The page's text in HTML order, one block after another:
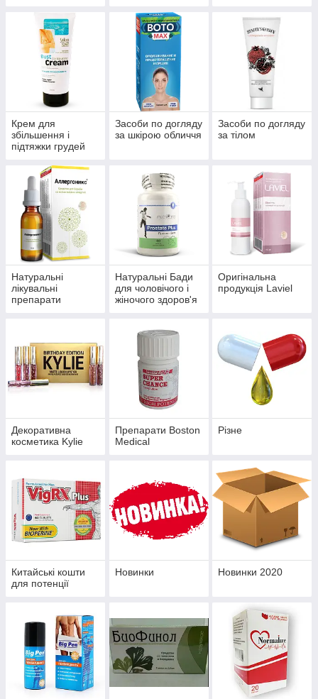
Крем для
збільшення і
підтяжки грудей
Засоби по догляду
за шкірою обличчя
Засоби по догляду
за тілом
Натуральні
лікувальні
препарати
Натуральні Бади
для чоловічого і
жіночого здоров'я
Оригінальна
продукція Laviel
Декоративна
косметика Kylie
Препарати Boston
Medical
Різне
Китайські кошти
для потенції
Новинки Новинки 2020